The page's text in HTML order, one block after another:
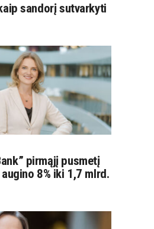
sandorį sutvarkyti
pirmąjį pusmetį
8% iki 1,7 mlrd.